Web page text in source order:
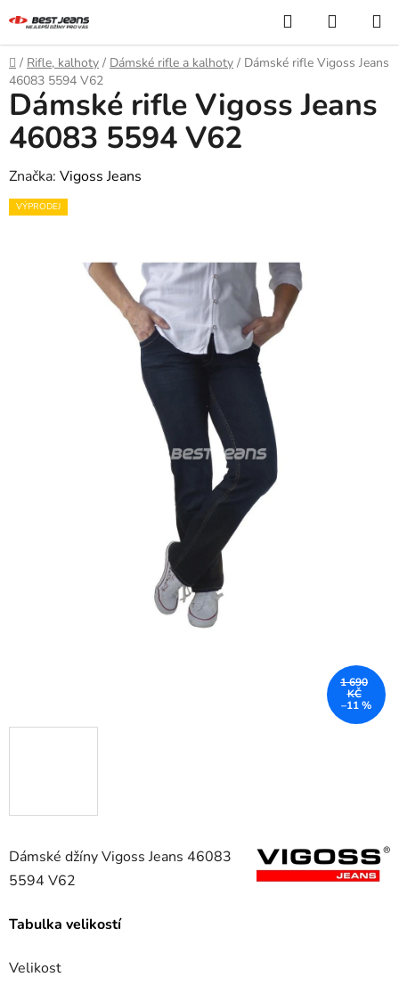
na
obsah
Hledat
KOŠÍK
Domů
/ Rifle, kalhoty / Dámské rifle a kalhoty / Dámské rifle Vigoss Jeans
46083 5594 V62
Dámské džíny Vigoss Jeans 46083
5594 V62
Tabulka velikostí
Velikost
Dámské rifle Vigoss Jeans
46083 5594 V62
Značka: Vigoss Jeans
VÝPRODEJ
1 690
KČ
–11 %